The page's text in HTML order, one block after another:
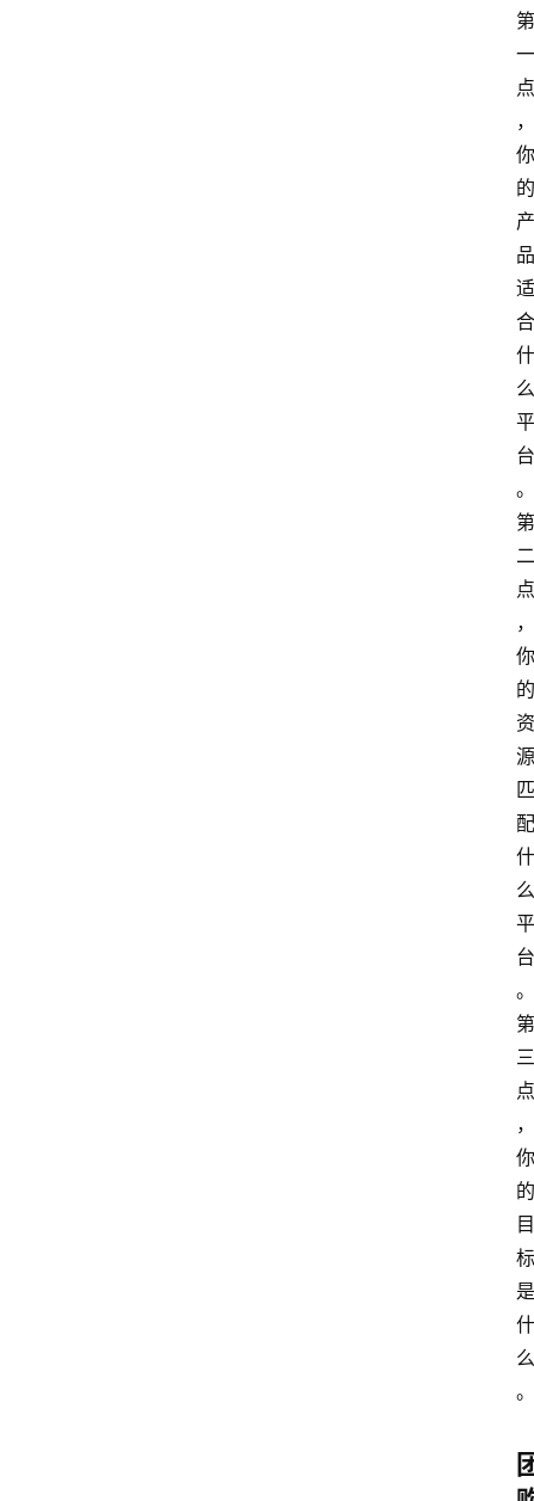
第
一
点
，
你
的
产
品
适
合
什
么
平
台
。
第
二
点
，
你
的
资
源
匹
配
什
么
平
台
。
第
三
点
，
你
的
目
标
是
什
么
。